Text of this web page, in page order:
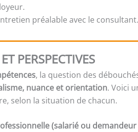
préalable avec le consultant.
PERSPECTIVES
, la question des
nuance et orientation. Voici
selon la situation de chacun.
(salarié ou demandeur